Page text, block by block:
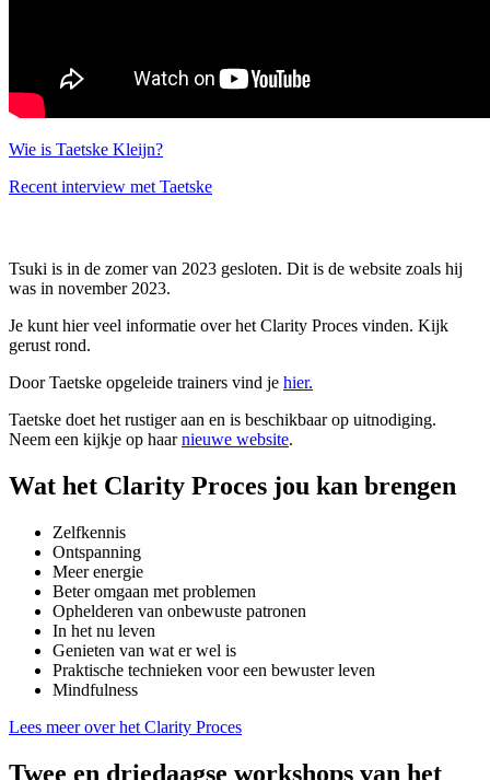
Wie is Taetske Kleijn?
Recent interview met Taetske
Tsuki is in de zomer van 2023 gesloten. Dit is de website zoals hij
was in november 2023.
Je kunt hier veel informatie over het Clarity Proces vinden. Kijk
gerust rond.
Door Taetske opgeleide trainers vind je hier.
Taetske doet het rustiger aan en is beschikbaar op uitnodiging.
Neem een kijkje op haarnieuwe website.
Wat het Clarity Proces jou kan brengen
Zelfkennis
Ontspanning
Meer energie
Beter omgaan met problemen
Ophelderen van onbewuste patronen
In het nu leven
Genieten van wat er wel is
Praktische technieken voor een bewuster leven
Mindfulness
Lees meer over het Clarity Proces
Twee en driedaagse workshops van het